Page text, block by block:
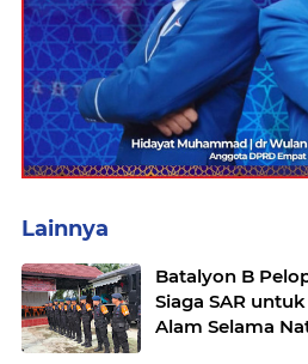
Lainnya
Batalyon B
Siaga SAR
Alam Selama